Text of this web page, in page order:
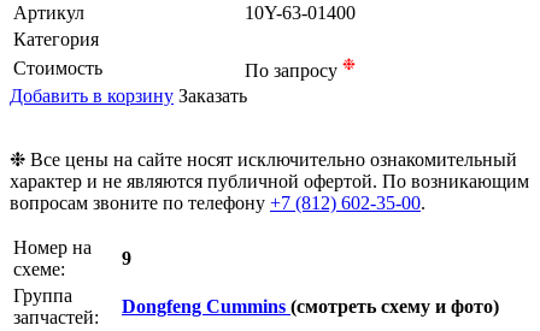
Артикул
10Y-63-01400
Категория
Стоимость
По запросу ❉
Добавить в корзину Заказать
❉ Все цены на сайте носят исключительно ознакомительный
характер и не являются публичной офертой. По возникающим
вопросам звоните по телефону +7 (812) 602-35-00.
Номер на
схеме:
9
Группа
запчастей:
Dongfeng Cummins (смотреть схему и фото)